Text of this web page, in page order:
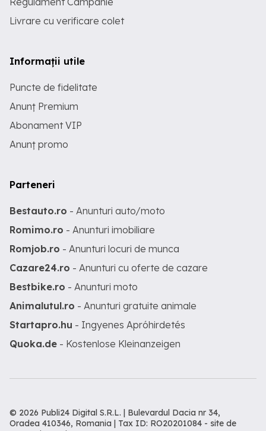
Livrare cu verificare colet
Informații utile
Puncte de fidelitate
Anunț Premium
Abonament VIP
Anunț promo
Parteneri
Bestauto.ro - Anunturi auto/moto
Romimo.ro - Anunturi imobiliare
Romjob.ro - Anunturi locuri de munca
Cazare24.ro - Anunturi cu oferte de cazare
Bestbike.ro - Anunturi moto
Animalutul.ro - Anunturi gratuite animale
Startapro.hu - Ingyenes Apróhirdetés
Quoka.de - Kostenlose Kleinanzeigen
© 2026 Publi24 Digital S.R.L. | Bulevardul Dacia nr 34,
Oradea 410346, Romania | Tax ID: RO20201084 - site de